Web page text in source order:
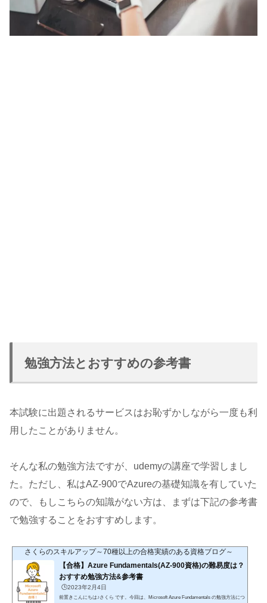
勉強方法とおすすめの参考書
本試験に出題されるサービスはお恥ずかしながら一度も利
用したことがありません。
そんな私の勉強方法ですが、udemyの講座で学習しまし
た。ただし、私はAZ-900でAzureの基礎知識を有していた
ので、もしこちらの知識がない方は、まずは下記の参考書
で勉強することをおすすめします。
さくらのスキルアップ～70種以上の合格実績のある資格ブログ～
【合格】Azure Fundamentals(AZ-900資格)の難易度は？
おすすめ勉強方法&参考書
🕒️2023年2月4日
前置きこんにちは♪さくら です。今回は、Microsoft Azure Fundamentals の勉強方法につ